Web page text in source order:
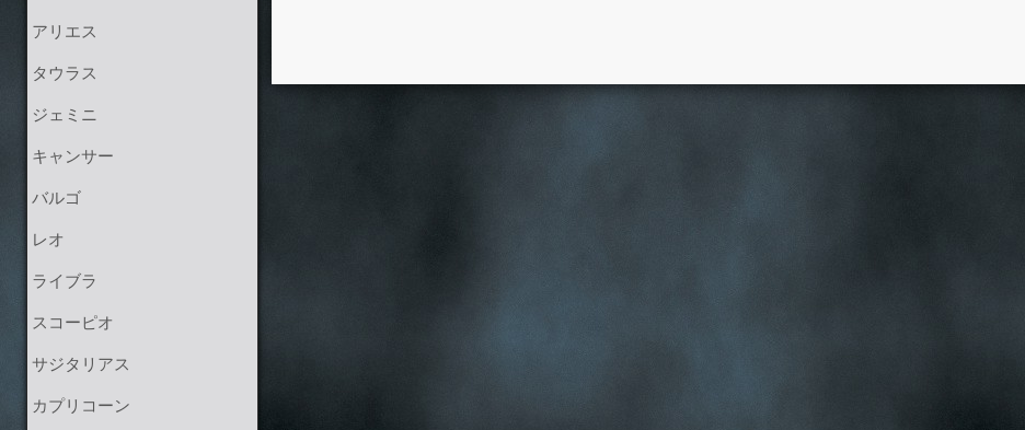
アリエス
タウラス
ジェミニ
キャンサー
バルゴ
レオ
ライブラ
スコーピオ
サジタリアス
カプリコーン